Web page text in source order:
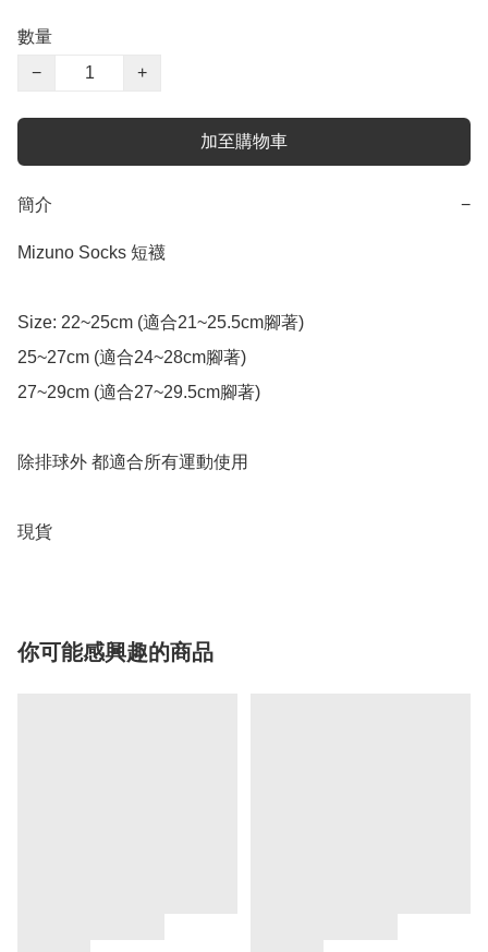
數量
−
+
加至購物車
簡介 −
Mizuno Socks 短襪
Size: 22~25cm (適合21~25.5cm腳著)
25~27cm (適合24~28cm腳著)
27~29cm (適合27~29.5cm腳著)
除排球外 都適合所有運動使用
現貨
你可能感興趣的商品